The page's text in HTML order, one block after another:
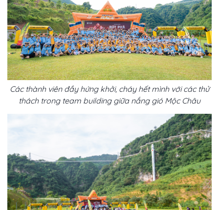
Các thành viên đầy hứng khởi, cháy hết mình với các thử
thách trong team building giữa nắng gió Mộc Châu